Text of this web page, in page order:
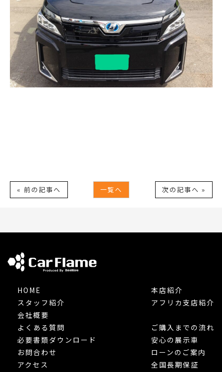
« 前の記事へ 一覧へ 次の記事へ »
HOME
スタッフ紹介
会社概要
本店紹介
アフリカ支店紹介
よくある質問
必要書類ダウンロード
お問合わせ
アクセス
ご購入までの流れ
安心の展示車
ローンのご案内
全国長期保証